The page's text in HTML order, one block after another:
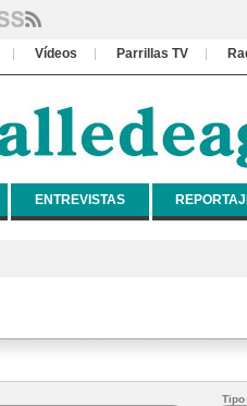
Vídeos Parrillas TV
ENTREVISTAS
Tipo